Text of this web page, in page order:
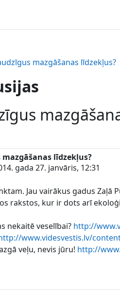
mazgāšanas līdzekļus?
līdzekļus?
gada 27. janvāris, 12:31
Jau vairākus gadus
rakstos, kur ir dots arī
nekaitē veselībai? http://
www.videsvestis.lv/
veļu, nevis jūru! http://